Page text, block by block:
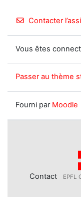
Contacter
Vous êtes
Passer au thème
Fourni par Moodle
Contact EPFL